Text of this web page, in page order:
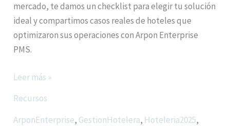
mercado, te damos un checklist para elegir tu solución
ideal y compartimos casos reales de hoteles que
optimizaron sus operaciones con Arpon Enterprise
PMS.
Leer más »
Recursos
ArponEnterprise, GestionHotelera, Hoteleria2025,